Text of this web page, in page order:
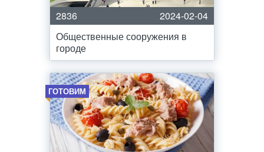
2836
2024-02-04
Общественные сооружения в
городе
ГОТОВИМ